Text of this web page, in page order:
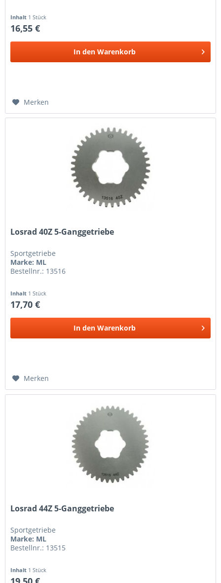
Inhalt 1 Stück
16,55 €
In den Warenkorb
Merken
Losrad 40Z 5-Ganggetriebe
Sportgetriebe
Marke: ML
Bestellnr.: 13516
Inhalt 1 Stück
17,70 €
In den Warenkorb
Merken
Losrad 44Z 5-Ganggetriebe
Sportgetriebe
Marke: ML
Bestellnr.: 13515
Inhalt 1 Stück